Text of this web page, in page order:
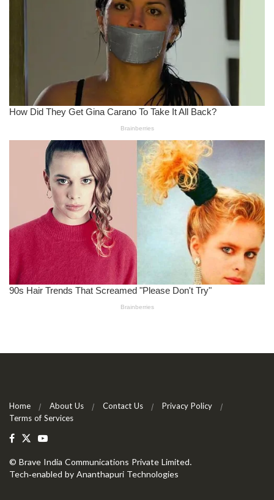
Home About Us Contact Us
Privacy Policy
Terms of Services
© Brave India Communications Private Limited.
Tech-enabled by Ananthapuri Technologies